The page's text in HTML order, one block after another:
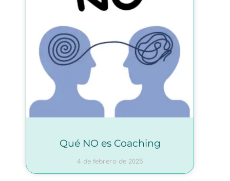
Qué NO es Coaching
4 de febrero de 2025